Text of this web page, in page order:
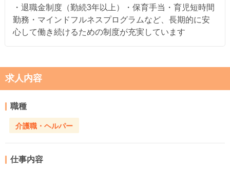
・退職金制度（勤続3年以上）・保育手当・育児短時間
勤務・マインドフルネスプログラムなど、長期的に安
心して働き続けるための制度が充実しています
求人内容
職種
介護職・ヘルパー
仕事内容